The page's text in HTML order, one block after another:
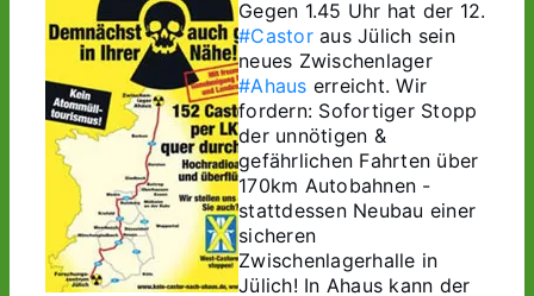
#Castor aus Jülich sein
neues Zwischenlager
#Ahaus erreicht. Wir
fordern: Sofortiger Stopp
der unnötigen &
gefährlichen Fahrten über
170km Autobahnen -
stattdessen Neubau einer
sicheren
Zwischenlagerhalle in